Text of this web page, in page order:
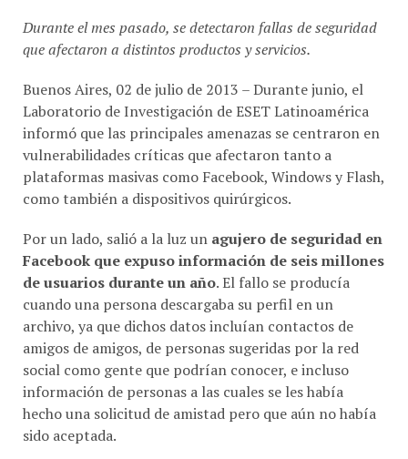
Durante el mes pasado, se detectaron fallas de seguridad
que afectaron a distintos productos y servicios.
Buenos Aires, 02 de julio de 2013 – Durante junio, el
Laboratorio de Investigación de ESET Latinoamérica
informó que las principales amenazas se centraron en
vulnerabilidades críticas que afectaron tanto a
plataformas masivas como Facebook, Windows y Flash,
como también a dispositivos quirúrgicos.
Por un lado, salió a la luz un agujero de seguridad en
Facebook que expuso información de seis millones
de usuarios durante un año. El fallo se producía
cuando una persona descargaba su perfil en un
archivo, ya que dichos datos incluían contactos de
amigos de amigos, de personas sugeridas por la red
social como gente que podrían conocer, e incluso
información de personas a las cuales se les había
hecho una solicitud de amistad pero que aún no había
sido aceptada.